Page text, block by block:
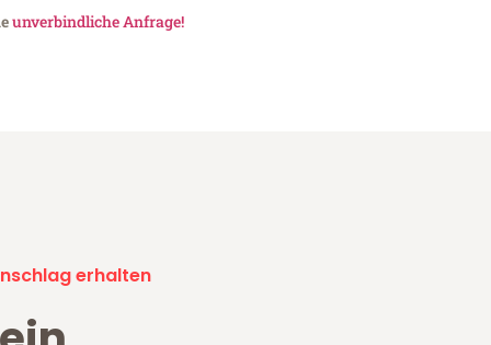
unverbindliche Anfrage!
erhalten